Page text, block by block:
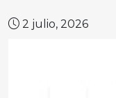
2 julio, 2026